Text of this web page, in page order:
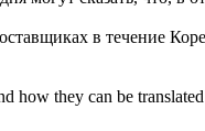
в течение
how they can be